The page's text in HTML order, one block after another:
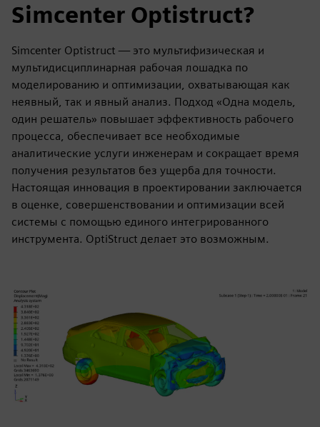
Simcenter Optistruct?
Simcenter Optistruct — это мультифизическая и
мультидисциплинарная рабочая лошадка по
моделированию и оптимизации, охватывающая как
неявный, так и явный анализ. Подход «Одна модель,
один решатель» повышает эффективность рабочего
процесса, обеспечивает все необходимые
аналитические услуги инженерам и сокращает время
получения результатов без ущерба для точности.
Настоящая инновация в проектировании заключается
в оценке, совершенствовании и оптимизации всей
системы с помощью единого интегрированного
инструмента. OptiStruct делает это возможным.